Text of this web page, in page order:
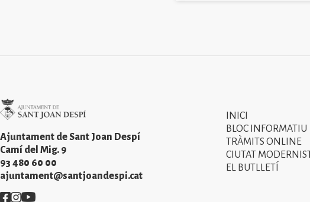
Imatge
Ajuntament de Sant Joan Despí
Camí del Mig. 9
93 480 60 00
ajuntament@santjoandespi.cat
Imatge
Imatge
Imatge
Primer
menú
INICI
BLOC INFORMATIU
TRÀMITS ONLINE
CIUTAT
EL BUTLLETÍ